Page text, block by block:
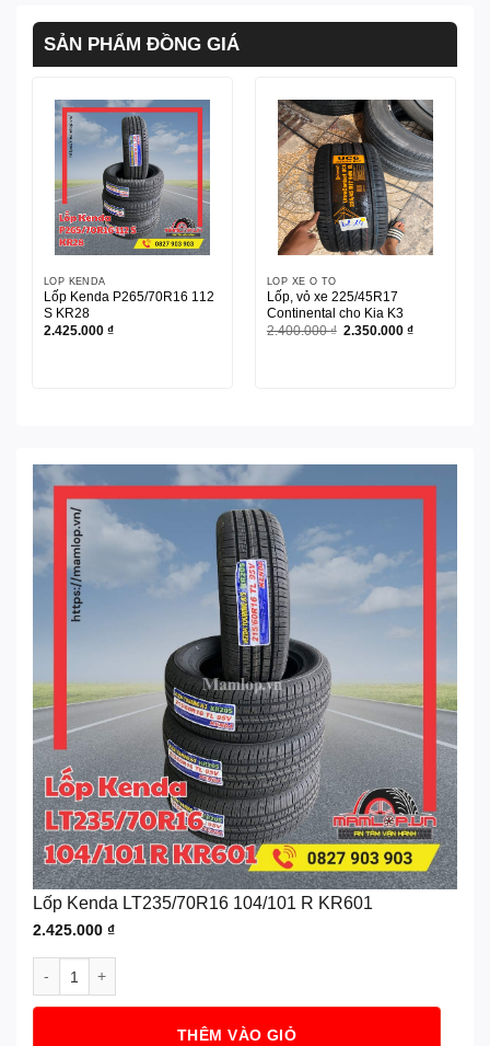
SẢN PHẨM ĐỒNG GIÁ
LỐP KENDA
Lốp Kenda P265/70R16 112
S KR28
2.425.000 ₫
LỐP XE Ô TÔ
Lốp, vỏ xe 225/45R17
Continental cho Kia K3
2.400.000₫ Giá
2.350.000₫Giá
Lốp Kenda LT235/70R16 104/101 R KR601
2.425.000 ₫
THÊM VÀO GIỎ